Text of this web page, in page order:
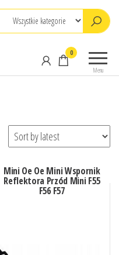
Menu
0
Mini Oe Oe Mini Wspornik
Reflektora Przód Mini F55
F56 F57